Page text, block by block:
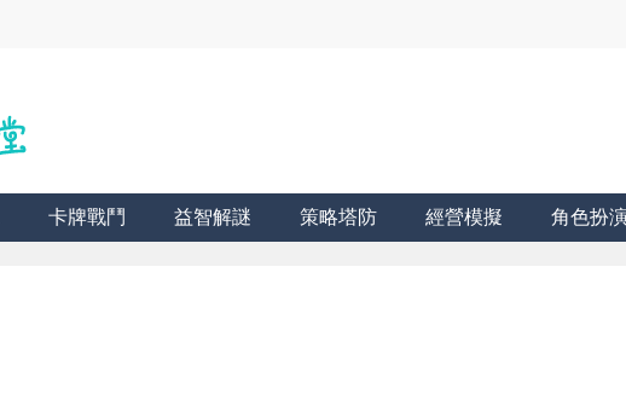
卡牌戰鬥 益智解謎 策略塔防 經營模擬 角色扮